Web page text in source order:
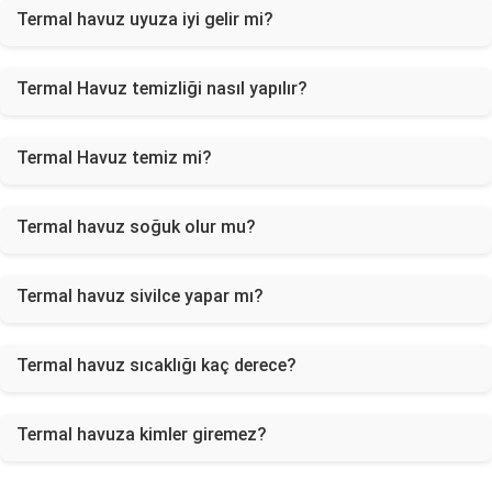
Termal havuz uyuza iyi gelir mi?
Termal Havuz temizliği nasıl yapılır?
Termal Havuz temiz mi?
Termal havuz soğuk olur mu?
Termal havuz sivilce yapar mı?
Termal havuz sıcaklığı kaç derece?
Termal havuza kimler giremez?